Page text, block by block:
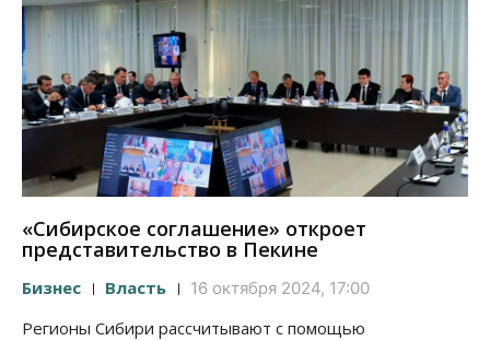
«Сибирское соглашение» откроет
представительство в Пекине
Бизнес Власть 16 октября 2024, 17:00
Регионы Сибири рассчитывают с помощью